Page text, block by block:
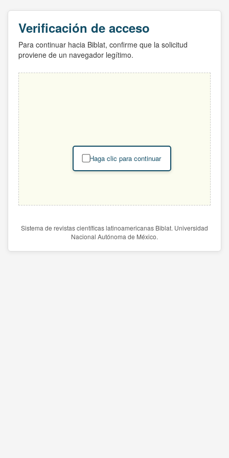
Verificación de acceso
Para continuar hacia Biblat, confirme que la solicitud
proviene de un navegador legítimo.
Haga clic para continuar
Sistema de revistas científicas latinoamericanas Biblat. Universidad
Nacional Autónoma de México.